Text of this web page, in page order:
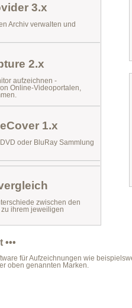
3.x
Archiv verwalten und
2.x
aufzeichnen -
Online-Videoportalen,
1.x
oder BluRay Sammlung
zwischen den
ihrem jeweiligen
für Aufzeichnungen wie
oben genannten Marken.